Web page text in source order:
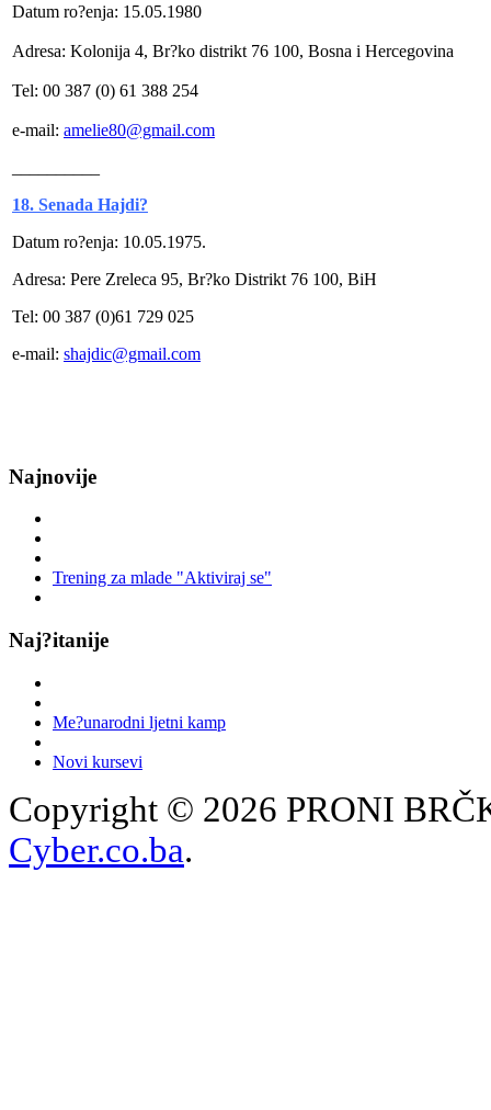
Datum ro?enja: 15.05.1980
Adresa: Kolonija 4, Br?ko distrikt 76 100, Bosna i Hercegovina
Tel: 00 387 (0) 61 388 254
e-mail: amelie80@gmail.com
18. Senada Hajdi?
Datum ro?enja: 10.05.1975.
Adresa: Pere Zreleca 95, Br?ko Distrikt 76 100, BiH
Tel: 00 387 (0)61 729 025
e-mail: shajdic@gmail.com
Najnovije
Trening za mlade "Aktiviraj se"
Naj?itanije
Me?unarodni ljetni kamp
Novi kursevi
Copyright © 2026 PRONI
Cyber.co.ba.